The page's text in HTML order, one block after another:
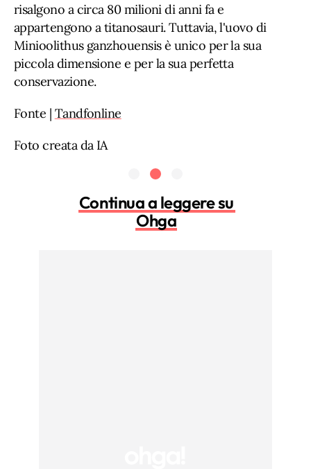
risalgono a circa 80 milioni di anni fa e
appartengono a titanosauri. Tuttavia, l'uovo di
Minioolithus ganzhouensis è unico per la sua
piccola dimensione e per la sua perfetta
conservazione.
Fonte | Tandfonline
Foto creata da IA
Continua a leggere su
Ohga